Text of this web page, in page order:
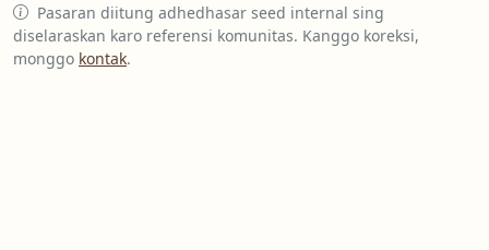
Pasaran diitung adhedhasar seed internal sing
diselaraskan karo referensi komunitas. Kanggo koreksi,
monggo kontak.